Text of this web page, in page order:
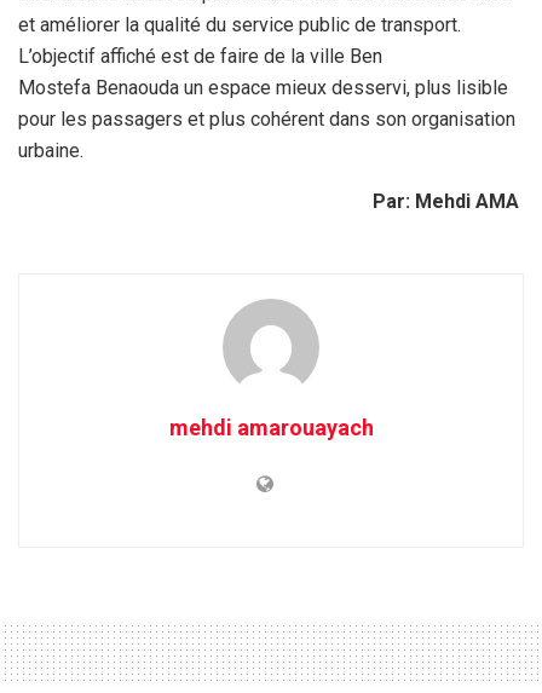
et améliorer la qualité du service public de transport.
L’objectif affiché est de faire de la ville Ben
Mostefa Benaouda un espace mieux desservi, plus lisible
pour les passagers et plus cohérent dans son organisation
urbaine.
Par: Mehdi AMA
mehdi amarouayach